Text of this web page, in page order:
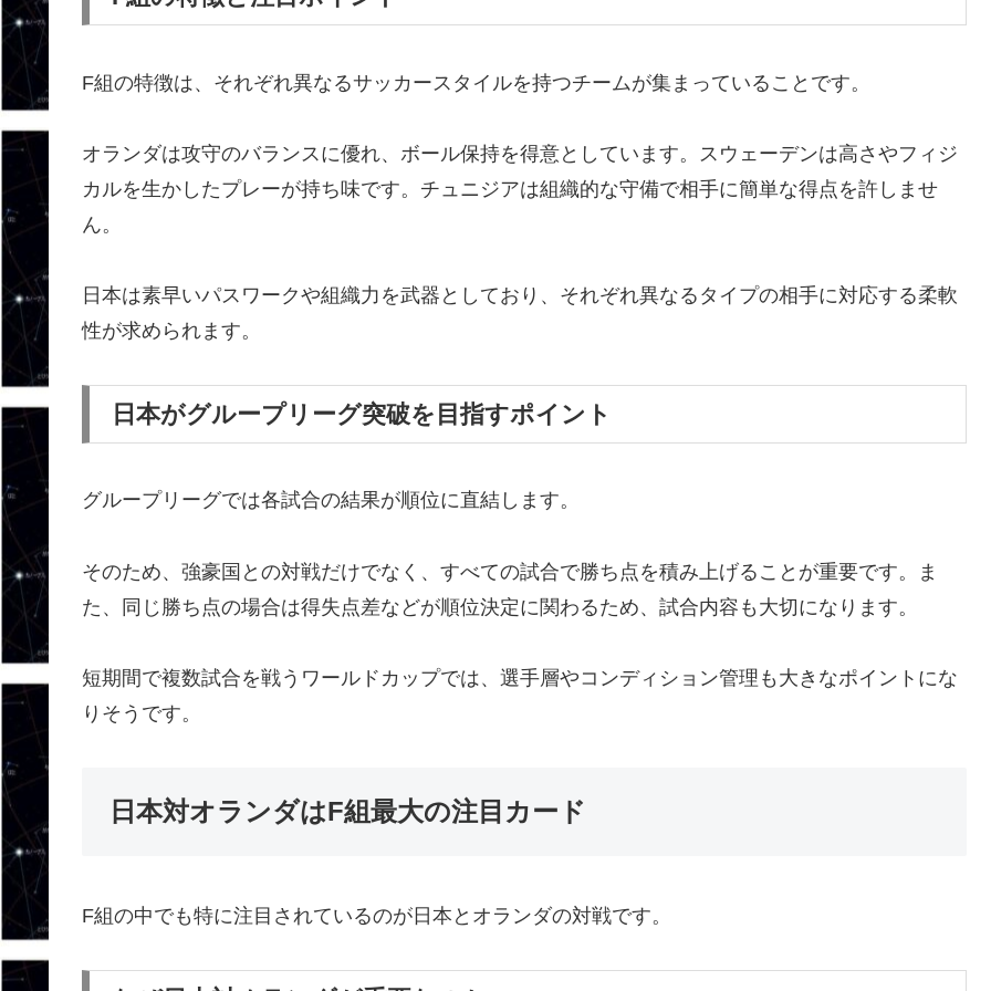
F組の特徴は、それぞれ異なるサッカースタイルを持つチームが集まっていることです。
オランダは攻守のバランスに優れ、ボール保持を得意としています。スウェーデンは高さやフィジ
カルを生かしたプレーが持ち味です。チュニジアは組織的な守備で相手に簡単な得点を許しませ
ん。
日本は素早いパスワークや組織力を武器としており、それぞれ異なるタイプの相手に対応する柔軟
性が求められます。
日本がグループリーグ突破を目指すポイント
グループリーグでは各試合の結果が順位に直結します。
そのため、強豪国との対戦だけでなく、すべての試合で勝ち点を積み上げることが重要です。ま
た、同じ勝ち点の場合は得失点差などが順位決定に関わるため、試合内容も大切になります。
短期間で複数試合を戦うワールドカップでは、選手層やコンディション管理も大きなポイントにな
りそうです。
日本対オランダはF組最大の注目カード
F組の中でも特に注目されているのが日本とオランダの対戦です。